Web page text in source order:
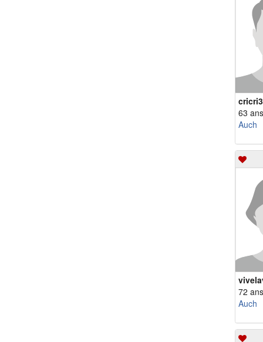
63 ans
Auch
72 ans
Auch